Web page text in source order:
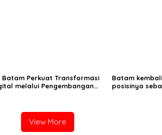
Batam Perkuat Transformasi
melalui Pengembangan
Batam
posisinya
View More